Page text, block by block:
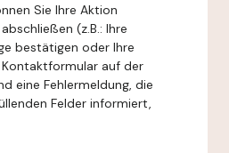
Sie Ihre Aktion
(z.B.: Ihre
bestätigen oder Ihre
auf der
eine Fehlermeldung, die
Felder informiert,